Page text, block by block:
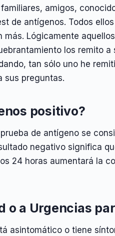
amigos,
de antígenos. Todos
Lógicamente
los remito a
tan sólo uno he
sus preguntas.
positivo?
de antígeno se
negativo significa
24 horas aumentará la
o a Urgencias
asintomático o tiene